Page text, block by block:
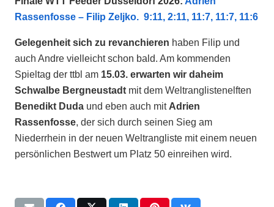
Rassenfosse – Filip Zeljko. 9:11, 2:11, 11:7, 11:7, 11:6
Gelegenheit sich zu revanchieren haben Filip und
auch Andre vielleicht schon bald. Am kommenden
Spieltag der ttbl am 15.03. erwarten wir daheim
Schwalbe Bergneustadt mit dem Weltranglistenelften
Benedikt Duda und eben auch mit Adrien
Rassenfosse, der sich durch seinen Sieg am
Niederrhein in der neuen Weltrangliste mit einem neuen
persönlichen Bestwert um Platz 50 einreihen wird.